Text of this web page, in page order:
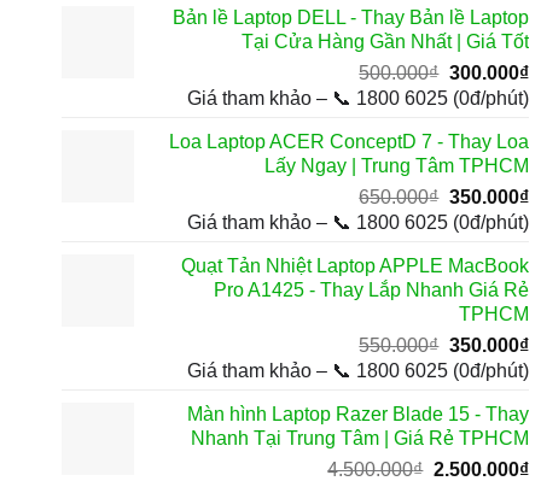
450.000₫.
Bản lề Laptop DELL - Thay Bản lề Laptop
Tại Cửa Hàng Gần Nhất | Giá Tốt
500.000₫ Giá
gốc
500.000₫.
300.000₫
Giá tham khảo – 📞 1800 6025 (0đ/phút)
Loa Laptop ACER ConceptD 7 - Thay Loa
Lấy Ngay | Trung Tâm TPHCM
650.000₫ Giá
gốc
650.000₫.
350.000₫
Giá tham khảo – 📞 1800 6025 (0đ/phút)
Quạt Tản Nhiệt Laptop APPLE MacBook
Pro A1425 - Thay Lắp Nhanh Giá Rẻ
TPHCM
550.000₫ Giá
gốc
550.000₫.
350.000₫
Giá tham khảo – 📞 1800 6025 (0đ/phút)
Màn hình Laptop Razer Blade 15 - Thay
Nhanh Tại Trung Tâm | Giá Rẻ TPHCM
4.500.000₫ Giá
2.500.000₫